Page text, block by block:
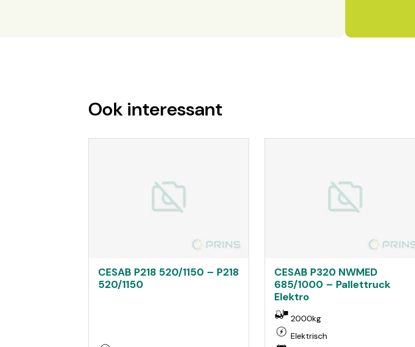
Ook interessant
CESAB P218 520/1150 – P218
520/1150
CESAB P320 NWMED
685/1000 – Pallettruck
Elektro
2000kg
Elektrisch